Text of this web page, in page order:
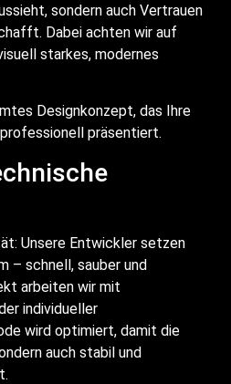
sondern auch Vertrauen
Dabei achten wir auf
starkes, modernes
Designkonzept, das Ihre
präsentiert.
Unsere Entwickler setzen
– schnell, sauber und
arbeiten wir mit
individueller
wird optimiert, damit die
auch stabil und